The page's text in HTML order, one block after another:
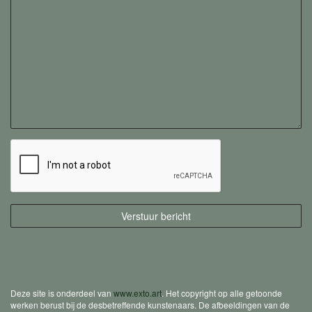
Deze site is onderdeel van www.exto.art. Het copyright op alle getoonde
werken berust bij de desbetreffende kunstenaars. De afbeeldingen van de